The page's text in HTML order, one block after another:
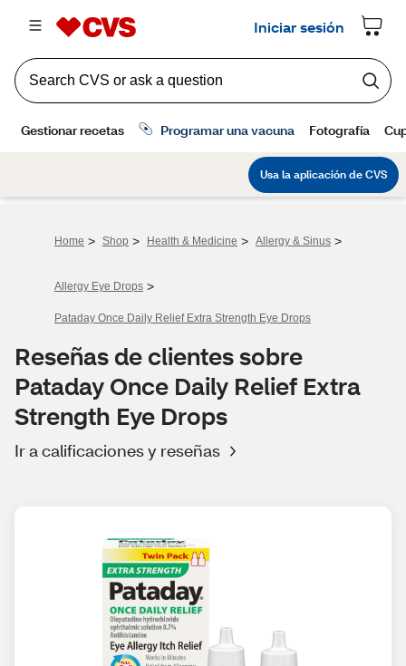
Home > Shop > Health & Medicine > Allergy & Sinus >
Allergy Eye Drops >
Pataday Once Daily Relief Extra Strength Eye Drops
Reseñas de clientes sobre
Pataday Once Daily Relief Extra
Strength Eye Drops
Ir a calificaciones y reseñas